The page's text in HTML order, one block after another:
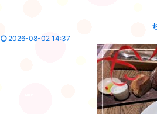
2026-08-02 14:37